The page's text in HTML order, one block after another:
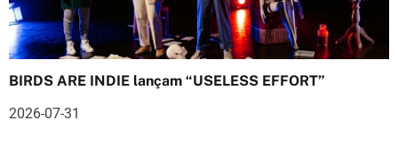
ã
o
d
e
BIRDS ARE INDIE lançam “USELESS EFFORT”
2026-07-31